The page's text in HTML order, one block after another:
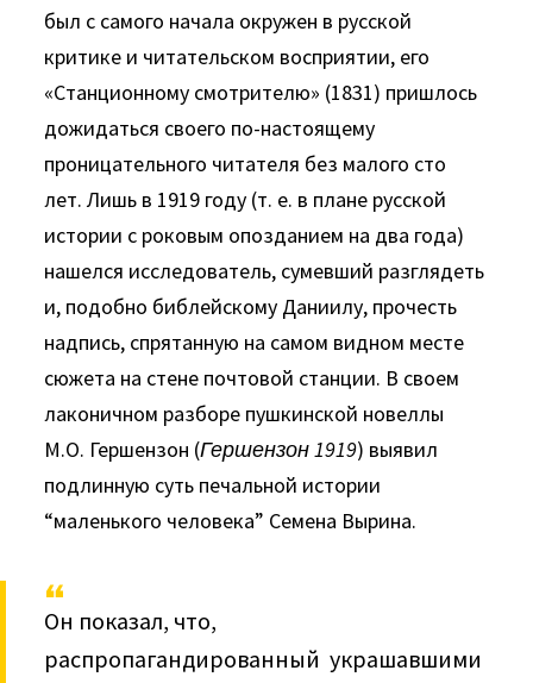
был с самого начала окружен в русской
критике и читательском восприятии, его
«Станционному смотрителю» (1831) пришлось
дожидаться своего по-настоящему
проницательного читателя без малого сто
лет. Лишь в 1919 году (т. е. в плане русской
истории с роко­вым опозданием на два года)
нашелся исследователь, сумевший разглядеть
и, подобно библейскому Даниилу, прочесть
надпись, спрятанную на самом видном месте
сюжета на стене почто­вой станции. В своем
лаконичном разборе пушкинской новел­лы
М.О. Гершензон (Гершензон 1919) выявил
подлинную суть печальной истории
“маленького человека” Семена Вырина.
Он показал, что,
распропагандированный украшавшими